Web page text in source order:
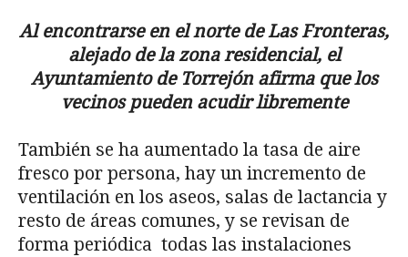
Al encontrarse en el norte de Las Fronteras,
alejado de la zona residencial, el
Ayuntamiento de Torrejón afirma que los
vecinos pueden acudir libremente
También se ha aumentado la tasa de aire
fresco por persona, hay un incremento de
ventilación en los aseos, salas de lactancia y
resto de áreas comunes, y se revisan de
forma periódica todas las instalaciones